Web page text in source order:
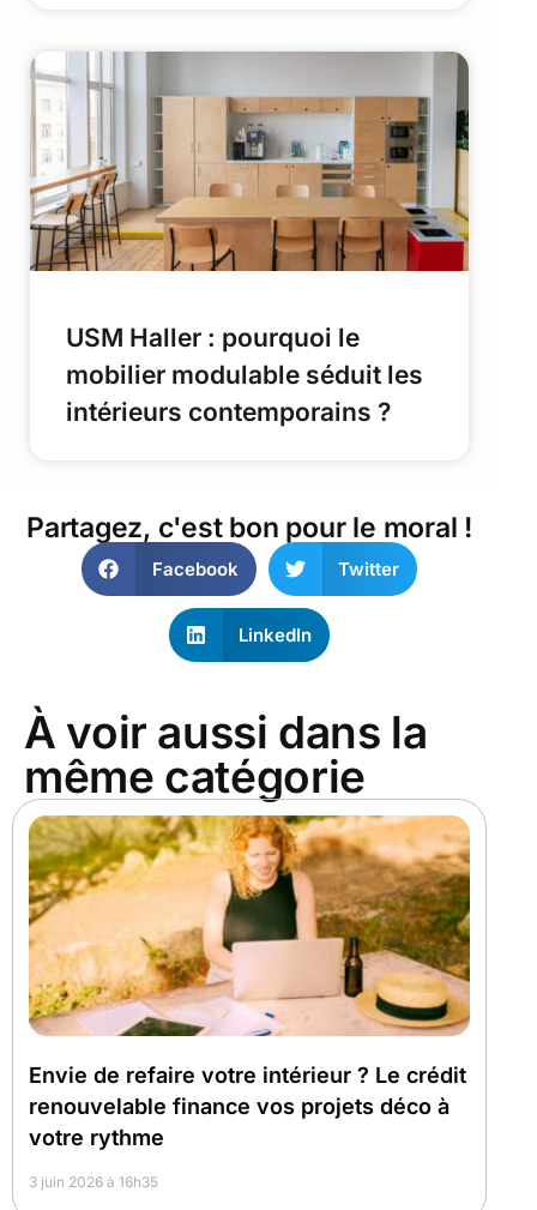
USM Haller : pourquoi le
mobilier modulable séduit les
intérieurs contemporains ?
Partagez, c'est bon pour le moral !
Facebook Twitter
LinkedIn
À voir aussi dans la
même catégorie
Envie de refaire votre intérieur ? Le crédit
renouvelable finance vos projets déco à
votre rythme
3 juin 2026 à 16h35